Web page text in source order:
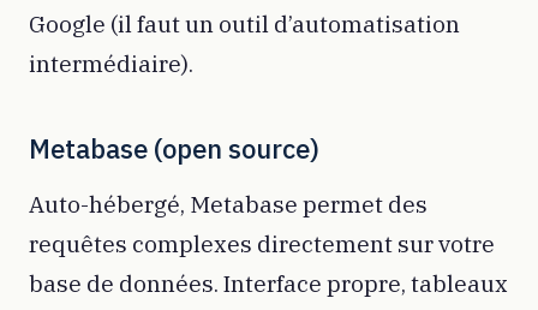
Google (il faut un outil d’automatisation
intermédiaire).
Metabase (open source)
Auto-hébergé, Metabase permet des
requêtes complexes directement sur votre
base de données. Interface propre, tableaux